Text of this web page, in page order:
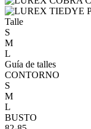
Talle
S
M
L
Guía de talles
CONTORNO
S
M
L
BUSTO